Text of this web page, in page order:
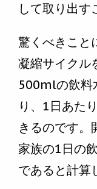
して取り出す
驚くべきこと
凝縮サイクル
500mlの飲料
り、1日あた
きるのです。
家族の1日の
であると計算